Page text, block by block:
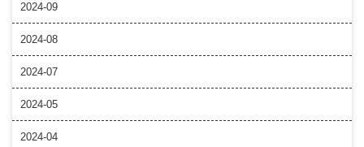
2024-09
2024-08
2024-07
2024-05
2024-04